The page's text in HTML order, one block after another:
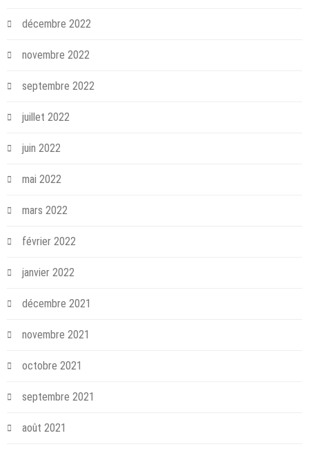
décembre 2022
novembre 2022
septembre 2022
juillet 2022
juin 2022
mai 2022
mars 2022
février 2022
janvier 2022
décembre 2021
novembre 2021
octobre 2021
septembre 2021
août 2021